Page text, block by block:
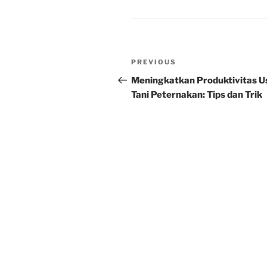
Post
navigation
Previous
Post
PREVIOUS
Meningkatkan Produktivitas
Tani Peternakan: Tips dan Trik